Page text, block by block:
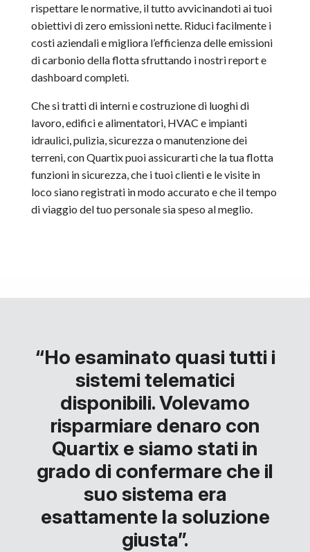
rispettare le normative, il tutto avvicinandoti ai tuoi
obiettivi di zero emissioni nette. Riduci facilmente i
costi aziendali e migliora l’efficienza delle emissioni
di carbonio della flotta sfruttando i nostri report e
dashboard completi.
Che si tratti di interni e costruzione di luoghi di
lavoro, edifici e alimentatori, HVAC e impianti
idraulici, pulizia, sicurezza o manutenzione dei
terreni, con Quartix puoi assicurarti che la tua flotta
funzioni in sicurezza, che i tuoi clienti e le visite in
loco siano registrati in modo accurato e che il tempo
di viaggio del tuo personale sia speso al meglio.
“Ho esaminato quasi tutti i
sistemi telematici
disponibili. Volevamo
risparmiare denaro con
Quartix e siamo stati in
grado di confermare che il
suo sistema era
esattamente la soluzione
giusta”.